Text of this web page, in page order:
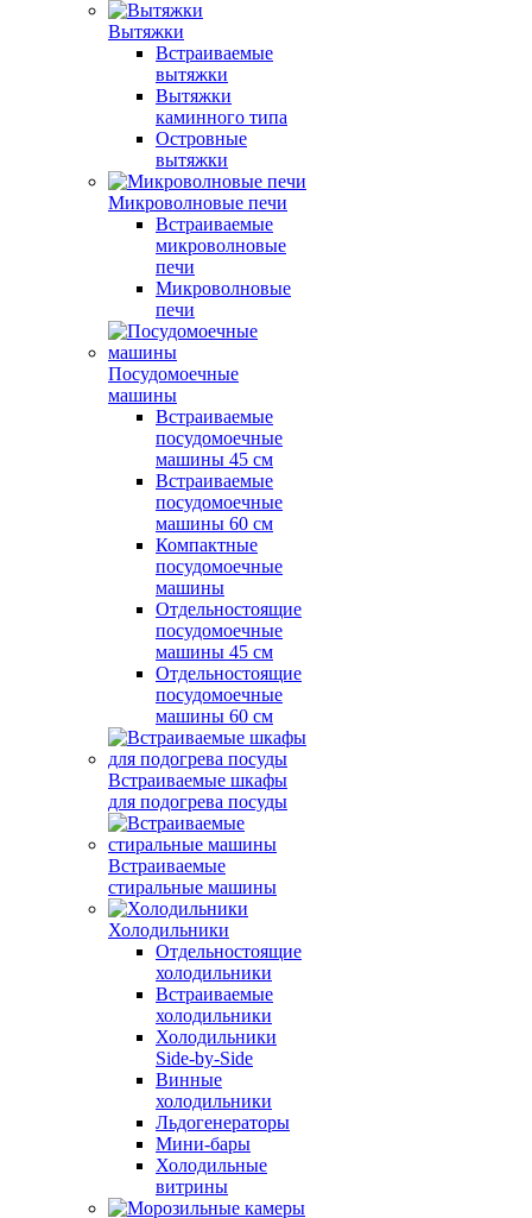
Вытяжки
Встраиваемые
вытяжки
Вытяжки
каминного типа
Островные
вытяжки
Микроволновые печи
Встраиваемые
микроволновые
печи
Микроволновые
печи
Посудомоечные
машины
Встраиваемые
посудомоечные
машины 45 см
Встраиваемые
посудомоечные
машины 60 см
Компактные
посудомоечные
машины
Отдельностоящие
посудомоечные
машины 45 см
Отдельностоящие
посудомоечные
машины 60 см
Встраиваемые шкафы
для подогрева посуды
Встраиваемые
стиральные машины
Холодильники
Отдельностоящие
холодильники
Встраиваемые
холодильники
Холодильники
Side-by-Side
Винные
холодильники
Льдогенераторы
Мини-бары
Холодильные
витрины